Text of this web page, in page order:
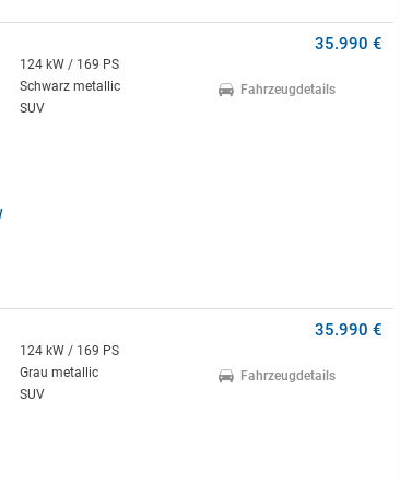
124 kW / 169 PS
Schwarz metallic
SUV
35.990 €
Fahrzeugdetails
124 kW / 169 PS
Grau metallic
SUV
35.990 €
Fahrzeugdetails